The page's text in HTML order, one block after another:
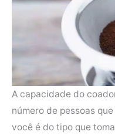
A capacidade do
número de pessoas
você é do tipo que